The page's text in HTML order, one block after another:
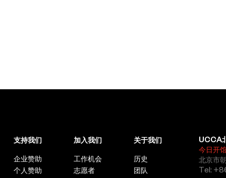
支持我们
企业赞助
个人赞助
加入我们
工作机会
志愿者
关于我们
历史
团队
UCCA
今日开
北京市
Tel: